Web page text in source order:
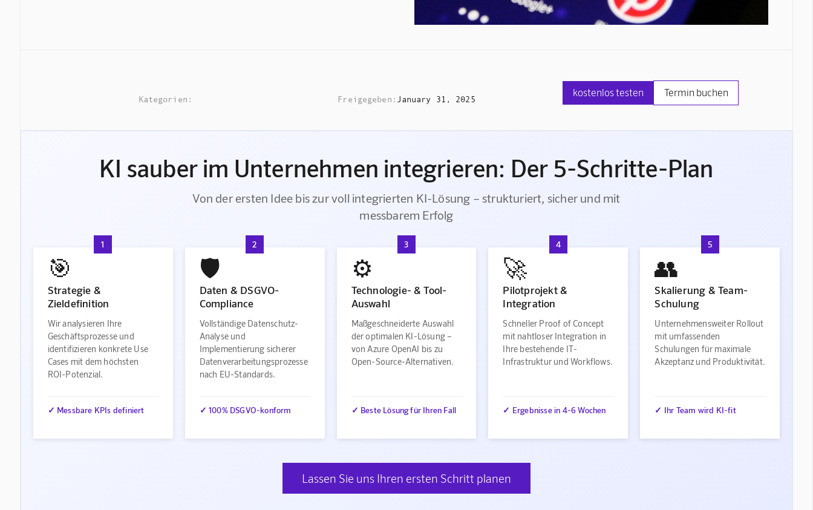
Kategorien: Freigegeben: January 31, 2025
kostenlos testen Termin buchen
KI sauber im Unternehmen integrieren: Der 5-Schritte-Plan
Von der ersten Idee bis zur voll integrierten KI-Lösung – strukturiert, sicher und mit
messbarem Erfolg
1
🎯
Strategie &
Zieldefinition
Wir analysieren Ihre
Geschäftsprozesse und
identifizieren konkrete Use
Cases mit dem höchsten
ROI-Potenzial.
✓ Messbare KPIs definiert
2
🛡️
Daten & DSGVO-
Compliance
Vollständige Datenschutz-
Analyse und
Implementierung sicherer
Datenverarbeitungsprozesse
nach EU-Standards.
✓ 100% DSGVO-konform
3
⚙️
Technologie- & Tool-
Auswahl
Maßgeschneiderte Auswahl
der optimalen KI-Lösung –
von Azure OpenAI bis zu
Open-Source-Alternativen.
✓ Beste Lösung für Ihren Fall
4
🚀
Pilotprojekt &
Integration
Schneller Proof of Concept
mit nahtloser Integration in
Ihre bestehende IT-
Infrastruktur und Workflows.
✓ Ergebnisse in 4-6 Wochen
5
👥
Skalierung & Team-
Schulung
Unternehmensweiter Rollout
mit umfassenden
Schulungen für maximale
Akzeptanz und Produktivität.
✓ Ihr Team wird KI-fit
Lassen Sie uns Ihren ersten Schritt planen